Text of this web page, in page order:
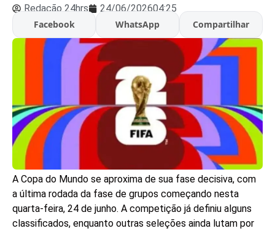
Redação 24hrs
24/06/202604:25
Facebook
WhatsApp Compartilhar
A Copa do Mundo se aproxima de sua fase decisiva, com
a última rodada da fase de grupos começando nesta
quarta-feira, 24 de junho. A competição já definiu alguns
classificados, enquanto outras seleções ainda lutam por